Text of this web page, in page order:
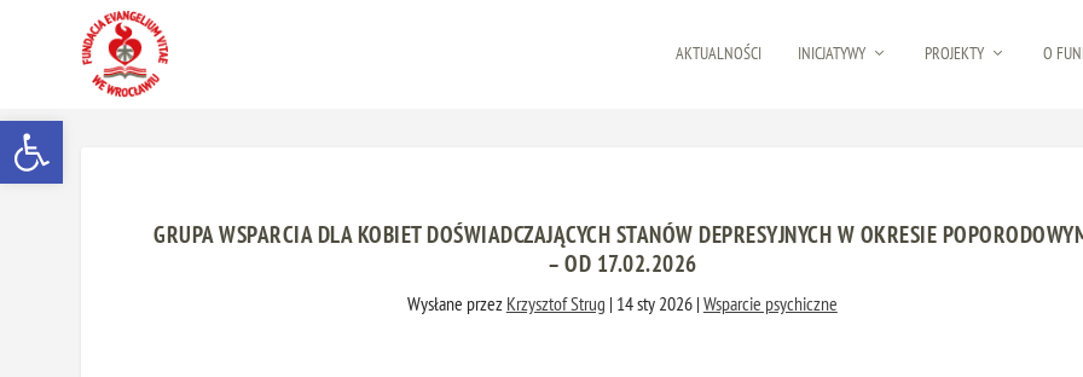
Otwórz pasek narzędzi
AKTUALNOŚCI INICJATYWY PROJEKTY O
GRUPA WSPARCIA DLA KOBIET DOŚWIADCZAJĄCYCH STANÓW DEPRESYJNYCH W OKRESIE
– OD 17.02.2026
Wysłane przez Krzysztof Strug | 14 sty 2026| Wsparcie psychiczne